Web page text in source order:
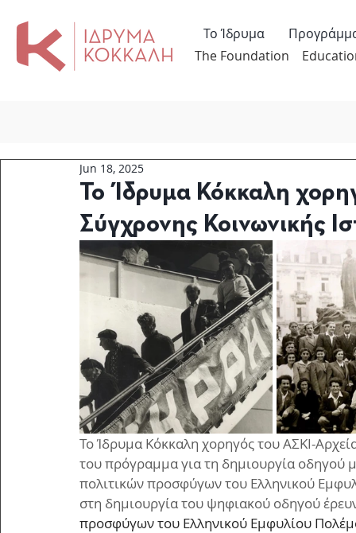
The Foundation
Το Ίδρυμα
Το Ίδρυμα Κόκκαλη
Σύγχρονης Κοινωνικής
Jun 18, 2025
Το Ίδρυμα Κόκκαλη χορηγός του ΑΣΚΙ-
του πρόγραμμα για τη δημιουργία οδηγού
πολιτικών προσφύγων του Ελληνικού
στη δημιουργία του ψηφιακού οδηγού
προσφύγων του Ελληνικού Εμφυλίου